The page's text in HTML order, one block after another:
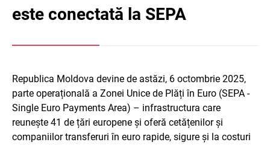
este conectată la SEPA
Republica Moldova devine de astăzi, 6 octombrie 2025,
parte operațională a Zonei Unice de Plăți în Euro (SEPA -
Single Euro Payments Area) – infrastructura care
reunește 41 de țări europene și oferă cetățenilor și
companiilor transferuri în euro rapide, sigure și la costuri